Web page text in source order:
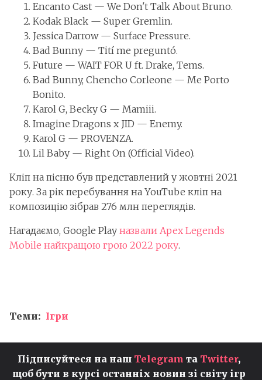
Encanto Cast — We Don't Talk About Bruno.
Kodak Black — Super Gremlin.
Jessica Darrow — Surface Pressure.
Bad Bunny — Tití me preguntó.
Future — WAIT FOR U ft. Drake, Tems.
Bad Bunny, Chencho Corleone — Me Porto
Bonito.
Karol G, Becky G — Mamiii.
Imagine Dragons x JID — Enemy.
Karol G — PROVENZA.
Lil Baby — Right On (Official Video).
Кліп на пісню був представлений у жовтні 2021
року. За рік перебування на YouTube кліп на
композицію зібрав 276 млн переглядів.
Нагадаємо, Google Play назвали Apex Legends
Mobile найкращою грою 2022 року.
Теми: Ігри
Підписуйтеся на наш Telegram та Twitter,
щоб бути в курсі останніх новин зі світу ігр